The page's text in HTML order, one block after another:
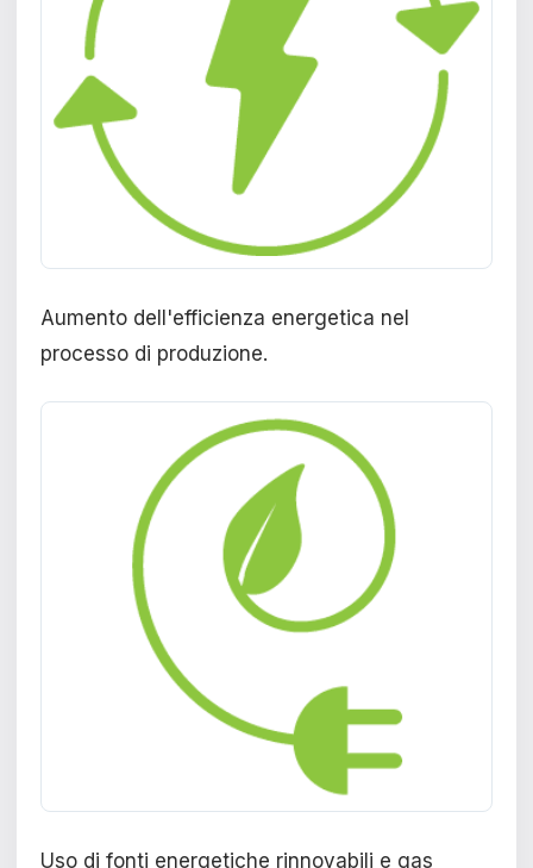
Aumento dell'efficienza energetica nel
processo di produzione.
Uso di fonti energetiche rinnovabili e gas